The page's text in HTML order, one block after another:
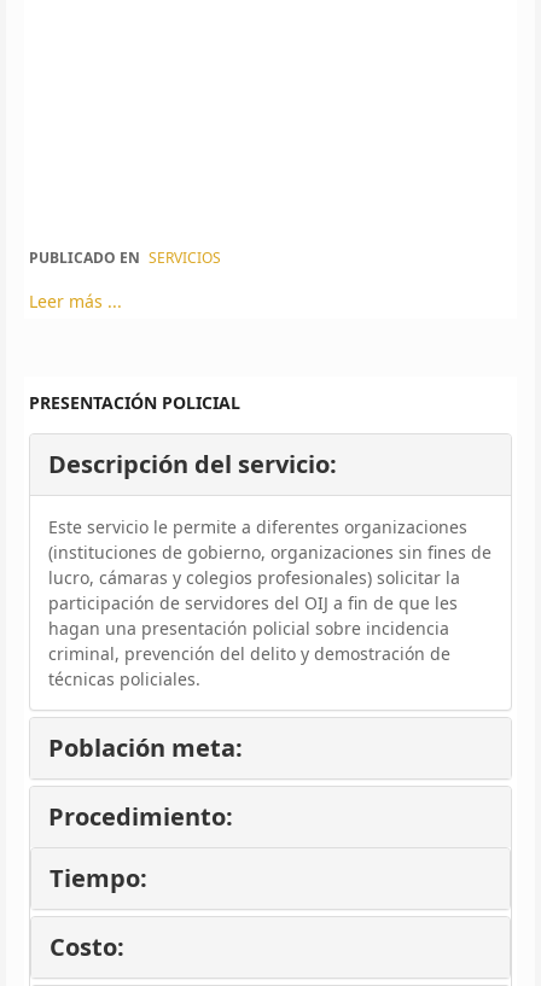
PUBLICADO EN SERVICIOS
Leer más ...
PRESENTACIÓN POLICIAL
Descripción del servicio:
Este servicio le permite a diferentes organizaciones
(instituciones de gobierno, organizaciones sin fines de
lucro, cámaras y colegios profesionales) solicitar la
participación de servidores del OIJ a fin de que les
hagan una presentación policial sobre incidencia
criminal, prevención del delito y demostración de
técnicas policiales.
Población meta:
Procedimiento:
Tiempo:
Costo: